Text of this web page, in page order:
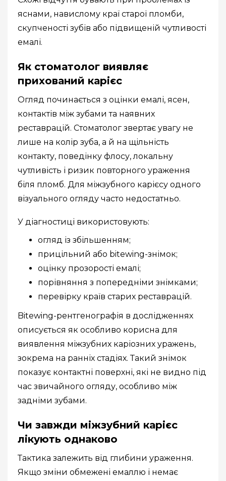
яснами, навислому краї старої пломби,
скупченості зубів або підвищеній чутливості
емалі.
Як стоматолог виявляє
прихований карієс
Огляд починається з оцінки емалі, ясен,
контактів між зубами та наявних
реставрацій. Стоматолог звертає увагу не
лише на колір зуба, а й на щільність
контакту, поведінку флосу, локальну
чутливість і ризик повторного ураження
біля пломб. Для міжзубного карієсу одного
візуального огляду часто недостатньо.
У діагностиці використовують:
огляд із збільшенням;
прицільний або bitewing-знімок;
оцінку прозорості емалі;
порівняння з попередніми знімками;
перевірку країв старих реставрацій.
Bitewing-рентгенографія в дослідженнях
описується як особливо корисна для
виявлення міжзубних каріозних уражень,
зокрема на ранніх стадіях. Такий знімок
показує контактні поверхні, які не видно під
час звичайного огляду, особливо між
задніми зубами.
Чи завжди міжзубний карієс
лікують однаково
Тактика залежить від глибини ураження.
Якщо зміни обмежені емаллю і немає